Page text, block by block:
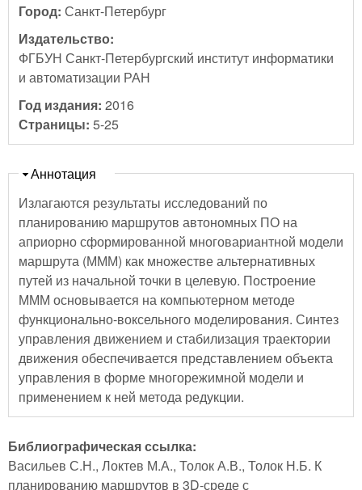
Город: Санкт-Петербург
Издательство:
ФГБУН Санкт-Петербургский институт информатики
и автоматизации РАН
Год издания: 2016
Страницы: 5-25
Скрыть
Аннотация
Излагаются результаты исследований по
планированию маршрутов автономных ПО на
априорно сформированной многовариантной модели
маршрута (МММ) как множестве альтернативных
путей из начальной точки в целевую. Построение
МММ основывается на компьютерном методе
функционально-воксельного моделирования. Синтез
управления движением и стабилизация траектории
движения обеспечивается представлением объекта
управления в форме многорежимной модели и
применением к ней метода редукции.
Библиографическая ссылка:
Васильев С.Н., Локтев М.А., Толок А.В., Толок Н.Б. К
планированию маршрутов в 3D-среде с